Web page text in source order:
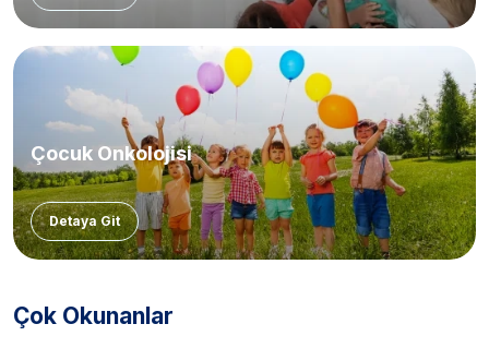
Çocuk Onkolojisi
Detaya Git
Çok Okunanlar